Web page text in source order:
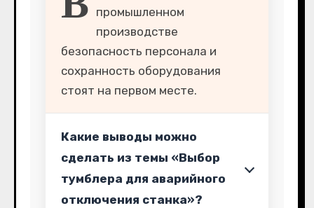
промышленном
производстве
безопасность персонала и
сохранность оборудования
стоят на первом месте.
Какие выводы можно
сделать из темы «Выбор
тумблера для аварийного
отключения станка»?